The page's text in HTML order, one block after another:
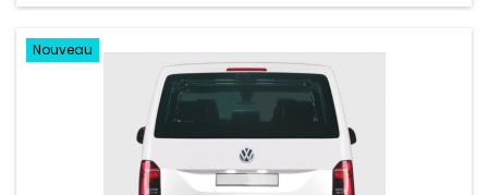
Nouveau